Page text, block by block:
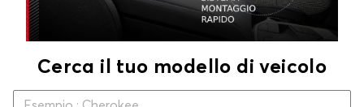
Cerca il tuo modello di veicolo